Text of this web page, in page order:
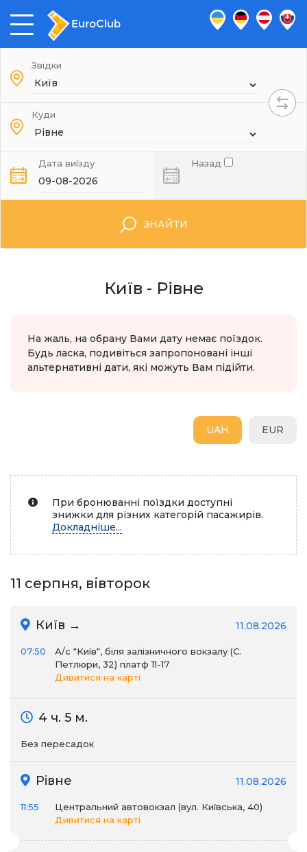
Звідки
Куди
Дата виїзду Назад
ЗНАЙТИ
Київ - Рівне
На жаль, на обрану Вами дату немає поїздок.
Будь ласка, подивіться запропоновані інші
альтернативні дати, які можуть Вам підійти.
EUR
UAH
При бронюванні поїздки доступні
знижки для різних категорій пасажирів.
Докладніше...
11 серпня, вівторок
Київ → 11.08.2026
07:50
А/c “Київ“, біля залізничного вокзалу (С.
Петлюри, 32) платф 11-17
Дивитися на карті
4 ч. 5 м.
Без пересадок
Рівне 11.08.2026
11:55
Центральний автовокзал (вул. Київська, 40)
Дивитися на карті